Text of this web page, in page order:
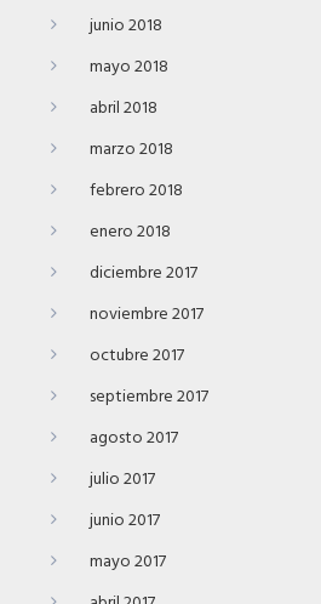
junio 2018
mayo 2018
abril 2018
marzo 2018
febrero 2018
enero 2018
diciembre 2017
noviembre 2017
octubre 2017
septiembre 2017
agosto 2017
julio 2017
junio 2017
mayo 2017